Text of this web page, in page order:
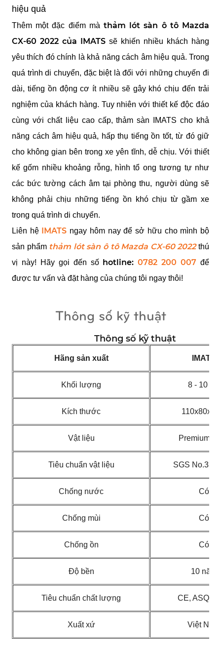
hiệu quả
Thêm một đặc điểm mà thảm lót sàn ô tô Mazda
CX-60 2022 của IMATS sẽ khiến nhiều khách hàng
yêu thích đó chính là khả năng cách âm hiệu quả. Trong
quá trình di chuyển, đặc biệt là đối với những chuyến đi
dài, tiếng ồn động cơ ít nhiều sẽ gây khó chịu đến trải
nghiệm của khách hàng. Tuy nhiên với thiết kế độc đáo
cùng với chất liệu cao cấp, thảm sàn IMATS cho khả
năng cách âm hiệu quả, hấp thụ tiếng ồn tốt, từ đó giữ
cho không gian bên trong xe yên tĩnh, dễ chịu. Với thiết
kế gốm nhiều khoảng rỗng, hình tổ ong tương tự như
các bức tường cách âm tại phòng thu, người dùng sẽ
không phải chịu những tiếng ồn khó chịu từ gầm xe
trong quá trình di chuyển.
Liên hệ
IMATS ngay hôm nay để sở hữu cho mình bộ
sản phẩm thảm lót sàn ô tô Mazda CX-60 2022 thú
vị này! Hãy gọi đến số hotline: 0782 200 007 để
được tư vấn và đặt hàng của chúng tôi ngay thôi!
Thông số kỹ thuật
Thông số kỹ thuật
Hãng sản xuất IMATS
Khối lượng 8 - 10 Kg
Kích thước
Vật liệu Premium
Tiêu chuẩn vật liệu SGS
Chống nước Có
Chống mùi Có
Chống ồn Có
Độ bền 10 năm
Tiêu chuẩn chất lượng CE, ASQ,
Xuất xứ Việt Nam